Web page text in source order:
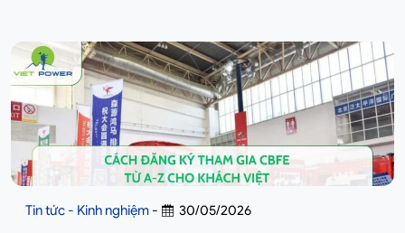
Tin tức - Kinh nghiệm - 30/05/2026